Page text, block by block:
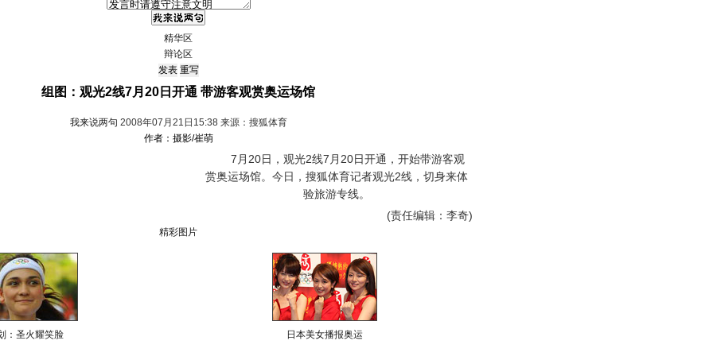
精华区
辩论区
组图：观光2线7月20日开通 带游客观赏奥运场馆
我来说两句 2008年07月21日15:38 来源：搜狐体育
作者：摄影/崔萌
7月20日，观光2线7月20日开通，开始带游客观
赏奥运场馆。今日，搜狐体育记者观光2线，切身来体
验旅游专线。
(责任编辑：李奇)
精彩图片
：圣火耀笑脸 日本美女播报奥运